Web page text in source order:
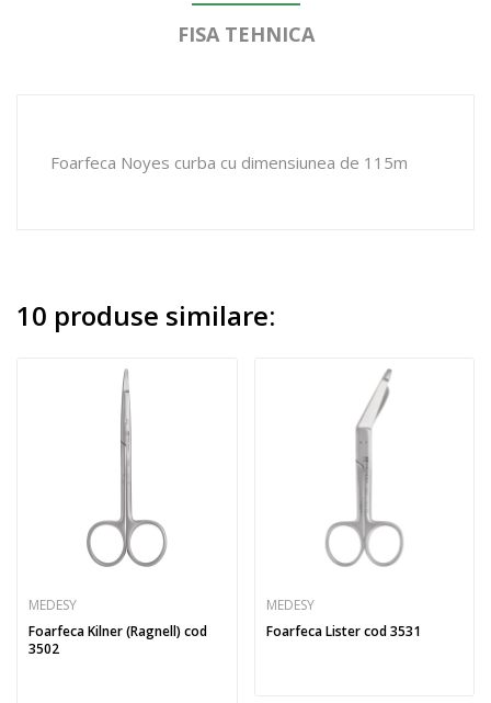
FISA TEHNICA
Foarfeca Noyes curba cu dimensiunea de 115m
10 produse similare:
MEDESY
Foarfeca Kilner (Ragnell) cod
3502
MEDESY
Foarfeca Lister cod 3531